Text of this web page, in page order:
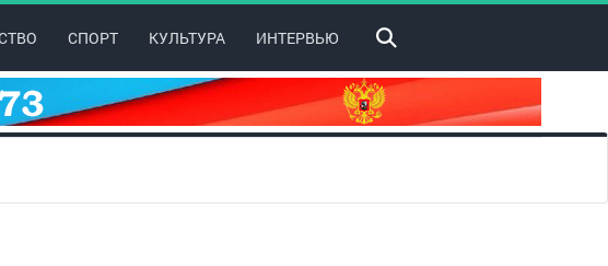
СПОРТ КУЛЬТУРА ИНТЕРВЬЮ